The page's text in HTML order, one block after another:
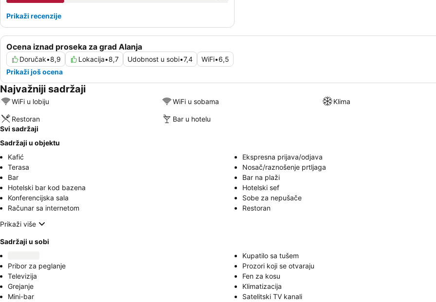
Ocena iznad proseka za grad Alanja
Doručak•8,9 Lokacija•8,7 Udobnost u sobi•7,4 WiFi•6,5
Prikaži još ocena
Prikaži recenzije
Najvažniji sadržaji
WiFi u lobiju WiFi u sobama Klima
Restoran
Bar u hotelu
Svi sadržaji
Sadržaji u objektu
Kafić
Ekspresna prijava/odjava
Terasa
Nosač/raznošenje prtljaga
Bar
Bar na plaži
Hotelski bar kod bazena
Hotelski sef
Konferencijska sala
Sobe za nepušače
Računar sa internetom
Restoran
Prikaži više
Sadržaji u sobi
Kupatilo sa tušem
Pribor za peglanje
Prozori koji se otvaraju
Televizija
Fen za kosu
Grejanje
Klimatizacija
Mini-bar
Satelitski TV kanali